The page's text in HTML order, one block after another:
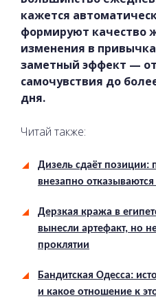
кажется
формируют качество
изменения в
заметный эффект —
самочувствия до
дня.
Читай также:
Дизель сдаёт позиции:
внезапно
Дерзкая кража в
вынесли артефакт, но
проклятии
Бандитская Одесса:
и какое отношение к